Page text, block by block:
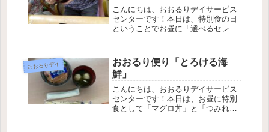
こんにちは、おおるりデイサービス
センターです！本日は、特別食の日
ということでお昼に「選べるセレク
す。本日のお昼はいつものお弁当で
はなく、焼き鶏丼弁当や塩サバ焼き
弁当など、複数種...
おおるりデイ
おおるり便り「とろける海
鮮」
こんにちは、おおるりデイサービス
センターです！本日は、お昼に特別
食として「マグロ丼」と「つみれス